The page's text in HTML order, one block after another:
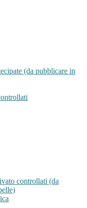
(da pubblicare in
controllati (da